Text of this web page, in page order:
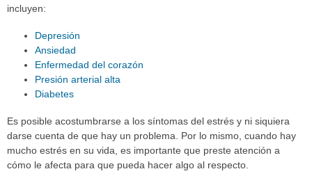
incluyen:
Depresión
Ansiedad
Enfermedad del corazón
Presión arterial alta
Diabetes
Es posible acostumbrarse a los síntomas del estrés y ni siquiera
darse cuenta de que hay un problema. Por lo mismo, cuando hay
mucho estrés en su vida, es importante que preste atención a
cómo le afecta para que pueda hacer algo al respecto.